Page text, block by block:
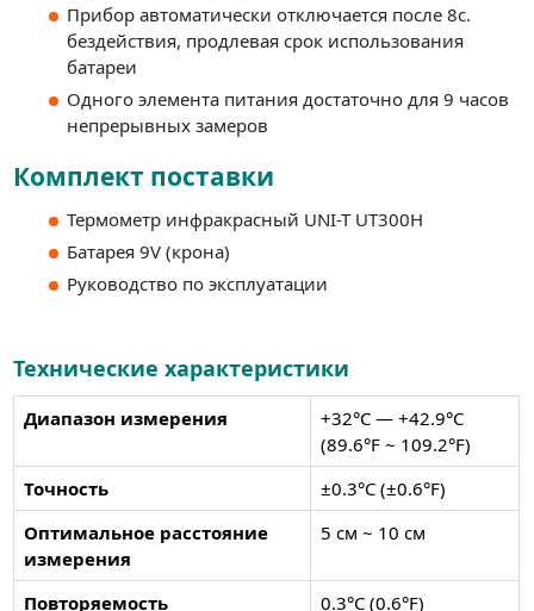
Прибор автоматически отключается после 8с.
бездействия, продлевая срок использования
батареи
Одного элемента питания достаточно для 9 часов
непрерывных замеров
Комплект поставки
Термометр инфракрасный UNI-T UT300H
Батарея 9V (крона)
Руководство по эксплуатации
Технические характеристики
Диапазон измерения
+32°C — +42.9°C
(89.6°F ~ 109.2°F)
Точность
±0.3°C (±0.6°F)
Оптимальное расстояние
измерения
5 см ~ 10 см
Повторяемость 0.3°C (0.6°F)